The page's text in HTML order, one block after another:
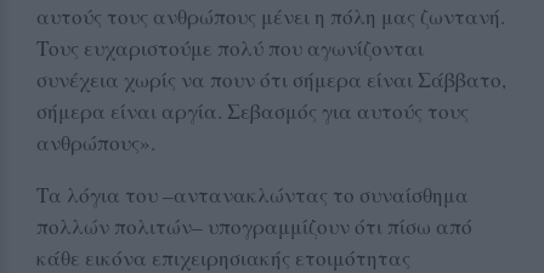
αυτούς τους ανθρώπους μένει η πόλη μας ζωντανή.
Τους ευχαριστούμε πολύ που αγωνίζονται
συνέχεια χωρίς να πουν ότι σήμερα είναι Σάββατο,
σήμερα είναι αργία. Σεβασμός για αυτούς τους
ανθρώπους».
Τα λόγια του –αντανακλώντας το συναίσθημα
πολλών πολιτών– υπογραμμίζουν ότι πίσω από
κάθε εικόνα επιχειρησιακής ετοιμότητας